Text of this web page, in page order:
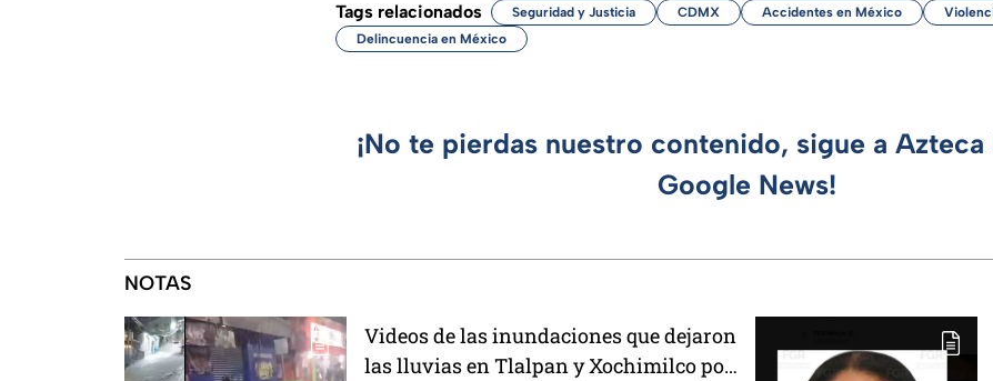
Tags relacionados Seguridad y Justicia CDMX Accidentes en México
Delincuencia en México
¡No te pierdas nuestro contenido, sigue a
Google News!
NOTAS
Videos de las inundaciones que dejaron
las lluvias en Tlalpan y Xochimilco por